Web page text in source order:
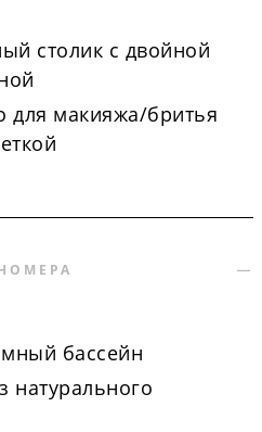
столик с двойной
для макияжа/бритья
бассейн
натурального